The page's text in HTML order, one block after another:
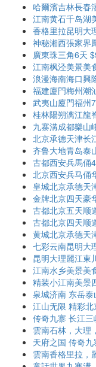
哈爾濱吉林長春
江南黄石千岛湖
香格里拉昆明大
神秘湘西張家界
廣東珠三角6天
江南枫泾美景美
浪漫海南海口興
福建廈門梅州潮
武夷山廈門福州
桂林陽朔漓江龍
九寨溝成都樂山
北京承德天津长
齐鲁大地青岛泰
古都西安兵馬俑
北京西安兵马俑
皇城北京承德天
金牌北京四天豪
古都北京五天顺
古都北京四天顺
黄城北京承德天
七彩云南昆明大
昆明大理麗江東
江南水乡美景美
精装小江南美景
泉城济南 东岳
江山无限 精彩
传奇九寨 长江
雲南石林，大理
天府之国 传奇
雲南香格里拉，